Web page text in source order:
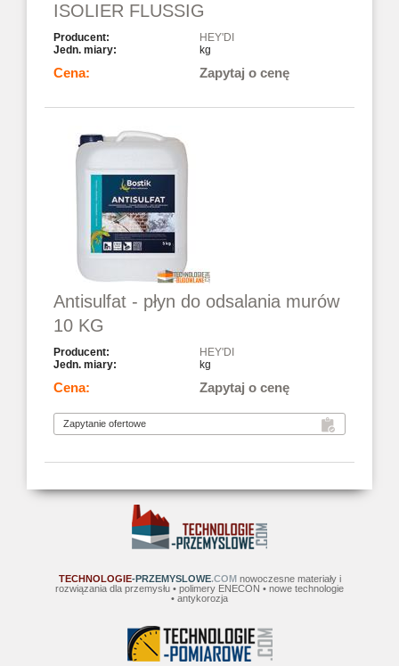
ISOLIER FLUSSIG
HEY'DI
kg
Zapytaj o cenę
Antisulfat - płyn do odsalania murów
10 KG
HEY'DI
kg
Zapytaj o cenę
TECHNOLOGIE-PRZEMYSLOWE.COMnowoczesne materiały i
rozwiązania dla przemysłu • polimery ENECON • nowe technologie
• antykorozja